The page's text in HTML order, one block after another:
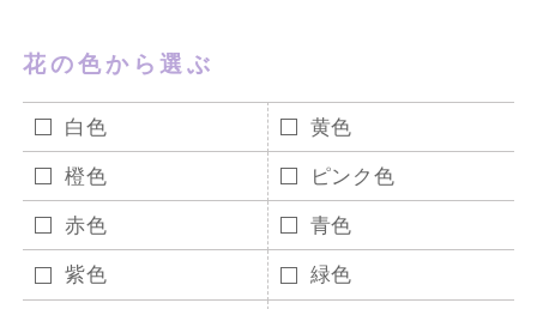
花の色から選ぶ
白色 黄色
橙色 ピンク色
赤色 青色
紫色 緑色